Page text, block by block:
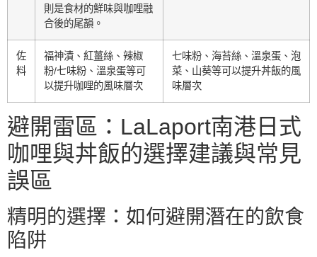
則是食材的鮮味與咖哩融
合後的尾韻。
佐
料
福神漬、紅薑絲、辣椒
粉/七味粉、溫泉蛋等可
以提升咖哩的風味層次
七味粉、海苔絲、溫泉蛋、泡
菜、山葵等可以提升丼飯的風
味層次
避開雷區：LaLaport南港日式
咖哩與丼飯的選擇建議與常見
誤區
精明的選擇：如何避開潛在的飲食
陷阱